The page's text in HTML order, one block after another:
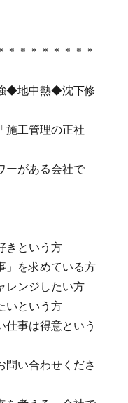
＊＊＊＊＊＊＊＊
◆地中熱◆沈下修
施工管理の正社
ーがある会社で
きという方
」を求めている方
レンジしたい方
いという方
仕事は得意という
い合わせくださ